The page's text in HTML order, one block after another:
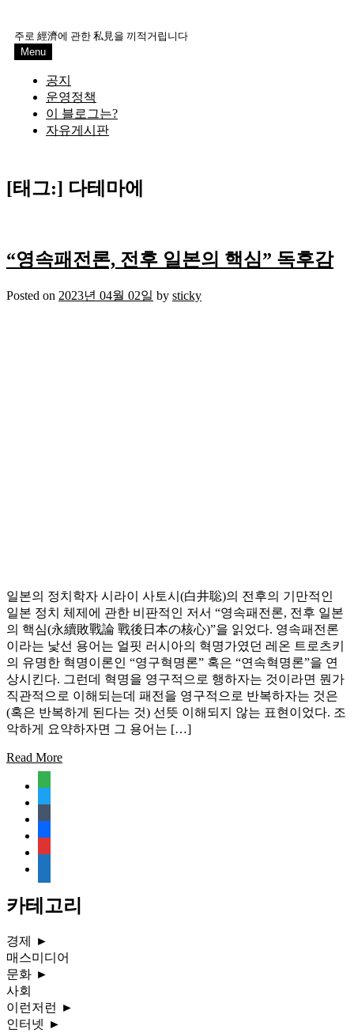
content
주로 經濟에 관한 私見을 끼적거립니다
Menu
공지
운영정책
이 블로그는?
자유게시판
[태그:] 다테마에
“영속패전론, 전후 일본의 핵심” 독후감
Posted on 2023년 04월 02일 by sticky
일본의 정치학자 시라이 사토시(白井聡)의 전후의 기만적인
일본 정치 체제에 관한 비판적인 저서 “영속패전론, 전후 일본
의 핵심(永續敗戰論 戰後日本の核心)”을 읽었다. 영속패전론
이라는 낯선 용어는 얼핏 러시아의 혁명가였던 레온 트로츠키
의 유명한 혁명이론인 “영구혁명론” 혹은 “연속혁명론”을 연
상시킨다. 그런데 혁명을 영구적으로 행하자는 것이라면 뭔가
직관적으로 이해되는데 패전을 영구적으로 반복하자는 것은
(혹은 반복하게 된다는 것) 선뜻 이해되지 않는 표현이었다. 조
악하게 요약하자면 그 용어는 […]
Read More
document
카테고리
경제
►
매스미디어
문화 ►
사회
이런저런 ►
인터넷 ►